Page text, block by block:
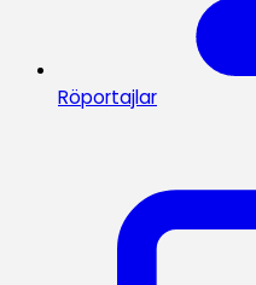
Röportajlar